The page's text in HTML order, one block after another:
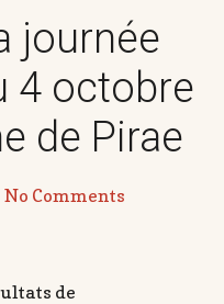
journée
4 octobre
de Pirae
No Comments
de